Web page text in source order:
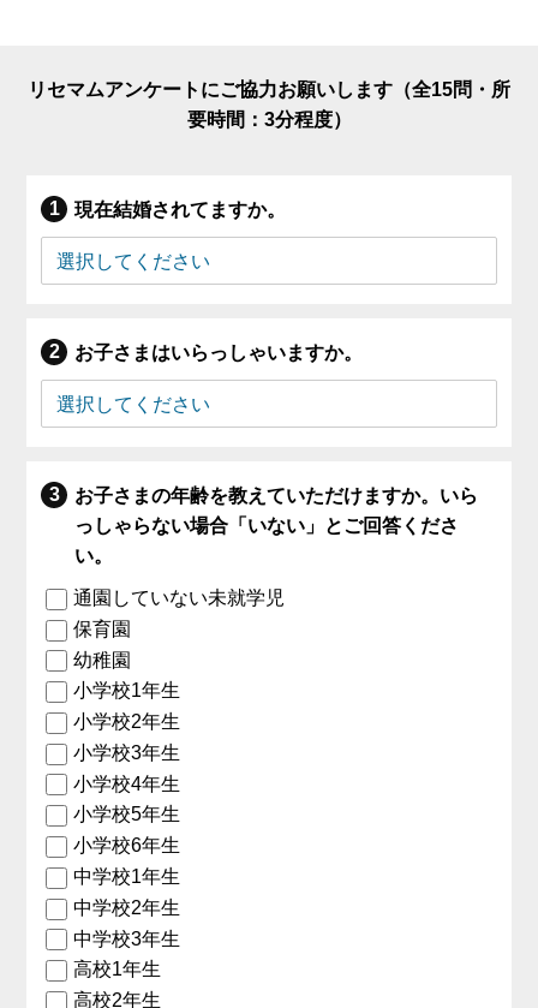
リセマムアンケートにご協力お願いします（全15問・所
要時間：3分程度）
現在結婚されてますか。
お子さまはいらっしゃいますか。
お子さまの年齢を教えていただけますか。いら
っしゃらない場合「いない」とご回答くださ
い。
通園していない未就学児
保育園
幼稚園
小学校1年生
小学校2年生
小学校3年生
小学校4年生
小学校5年生
小学校6年生
中学校1年生
中学校2年生
中学校3年生
高校1年生
高校2年生